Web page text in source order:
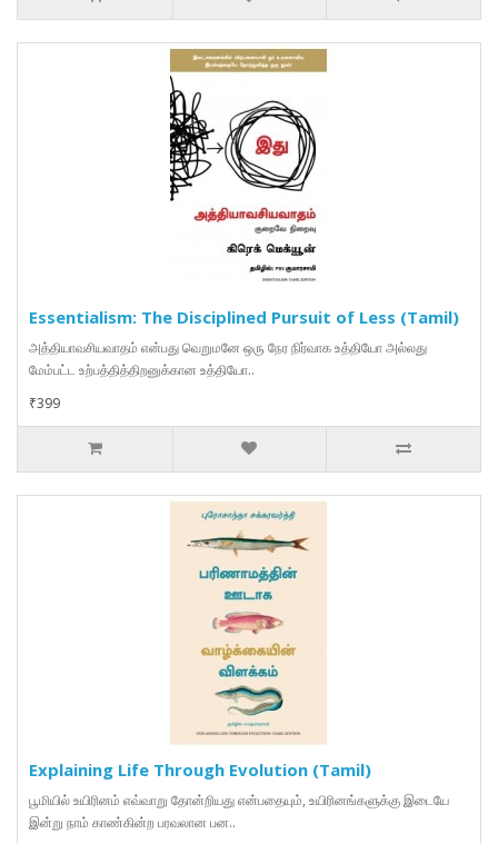
Essentialism: The Disciplined Pursuit of Less (Tamil)
அத்தியாவசியவாதம் என்பது வெறுமனே ஒரு நேர நிர்வாக உத்தியோ அல்லது
மேம்பட்ட உற்பத்தித்திறனுக்கான உத்தியோ..
₹399
Explaining Life Through Evolution (Tamil)
பூமியில் உயிரினம் எவ்வாறு தோன்றியது என்பதையும், உயிரினங்களுக்கு இடையே
இன்று நாம் காண்கின்ற பரவலான பன..